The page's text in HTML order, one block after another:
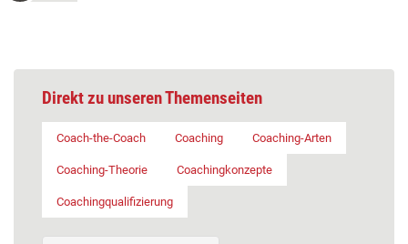
Direkt zu unseren Themenseiten
Coach-the-Coach Coaching Coaching-Arten
Coaching-Theorie Coachingkonzepte
Coachingqualifizierung